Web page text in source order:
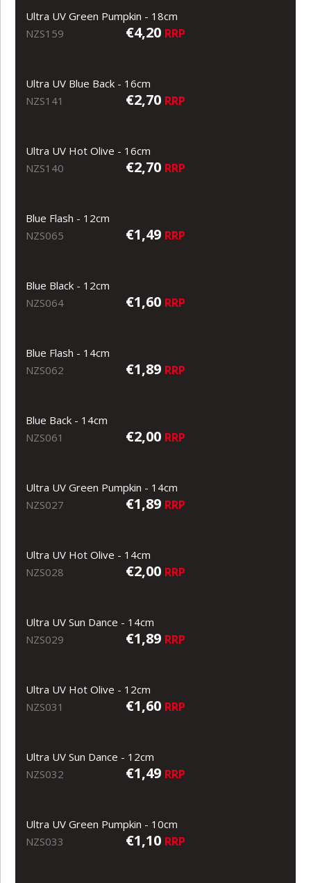
Ultra UV Green Pumpkin - 18cm
NZS159
€4,20 RRP
Ultra UV Blue Back - 16cm
NZS141
€2,70 RRP
Ultra UV Hot Olive - 16cm
NZS140
€2,70 RRP
Blue Flash - 12cm
NZS065
€1,49 RRP
Blue Black - 12cm
NZS064
€1,60 RRP
Blue Flash - 14cm
NZS062
€1,89 RRP
Blue Back - 14cm
NZS061
€2,00 RRP
Ultra UV Green Pumpkin - 14cm
NZS027
€1,89 RRP
Ultra UV Hot Olive - 14cm
NZS028
€2,00 RRP
Ultra UV Sun Dance - 14cm
NZS029
€1,89 RRP
Ultra UV Hot Olive - 12cm
NZS031
€1,60 RRP
Ultra UV Sun Dance - 12cm
NZS032
€1,49 RRP
Ultra UV Green Pumpkin - 10cm
NZS033
€1,10 RRP